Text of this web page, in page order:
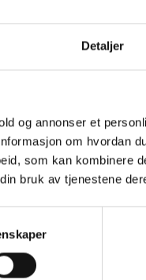
Detaljer
og annonser et
om hvordan
som kan kombinere
bruk av tjenestene
Bibliotek
på oppdrag for
nye Sarpsborg
millioner kroner.
om prosjektet